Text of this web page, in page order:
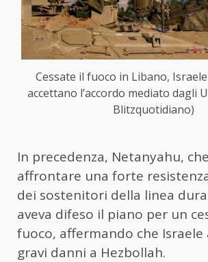
Cessate il fuoco in Libano,
accettano l’accordo mediato dagli
Blitzquotidiano)
In precedenza, Netanyahu,
affrontare una forte
dei sostenitori della linea
aveva difeso il piano per un
fuoco, affermando che
gravi danni a Hezbollah.